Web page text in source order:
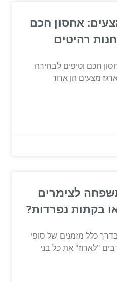
אחסון חכם
רהיטים
חכם וטיפים לבחירה
מצעים הן אחד
לצימרים
בקתות נפרדות?
כלל מזמנים של סופי
"לארוז" את כל בני